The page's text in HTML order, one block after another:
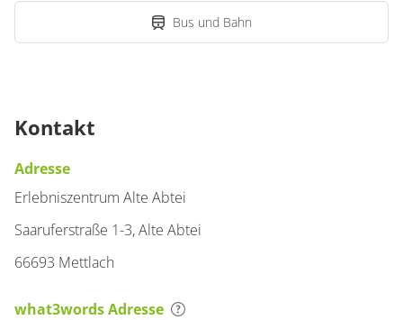
Bus und Bahn
Kontakt
Adresse
Erlebniszentrum Alte Abtei
Saaruferstraße 1-3, Alte Abtei
66693 Mettlach
what3words Adresse